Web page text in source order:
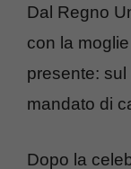
Dal Regno
con la
presente:
mandato di
Dopo la